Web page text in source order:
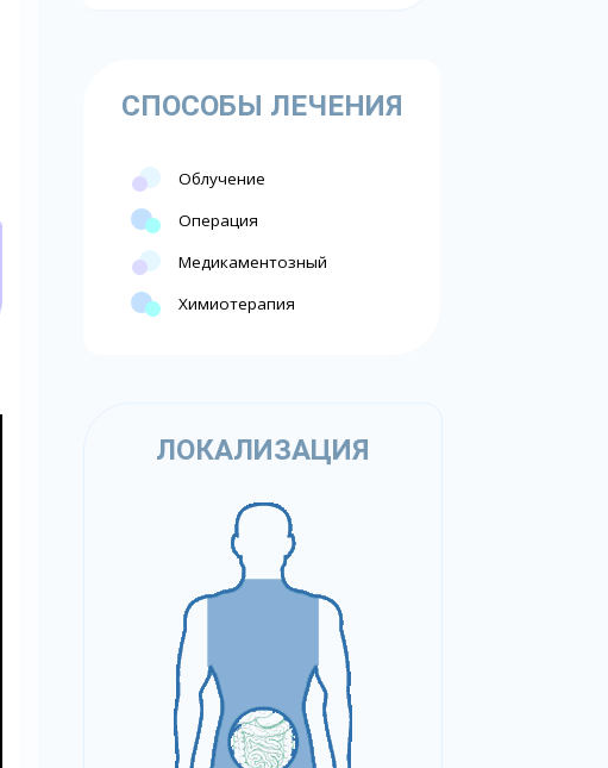
СПОСОБЫ ЛЕЧЕНИЯ
Облучение
Операция
Медикаментозный
Химиотерапия
ЛОКАЛИЗАЦИЯ